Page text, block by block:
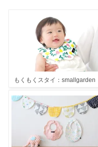
もくもくスタイ：smallgarden